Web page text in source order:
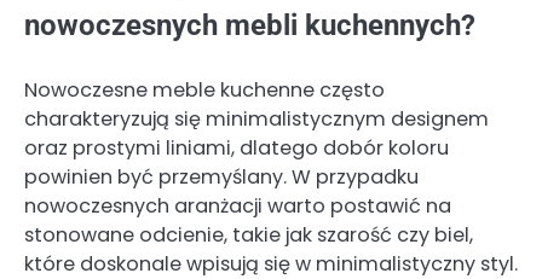
nowoczesnych mebli kuchennych?
Nowoczesne meble kuchenne często
charakteryzują się minimalistycznym designem
oraz prostymi liniami, dlatego dobór koloru
powinien być przemyślany. W przypadku
nowoczesnych aranżacji warto postawić na
stonowane odcienie, takie jak szarość czy biel,
które doskonale wpisują się w minimalistyczny styl.